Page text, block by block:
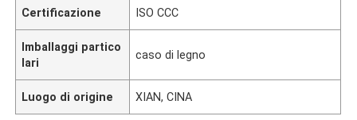
Certificazione ISO CCC
Imballaggi partico
lari
caso di legno
Luogo di origine XIAN, CINA